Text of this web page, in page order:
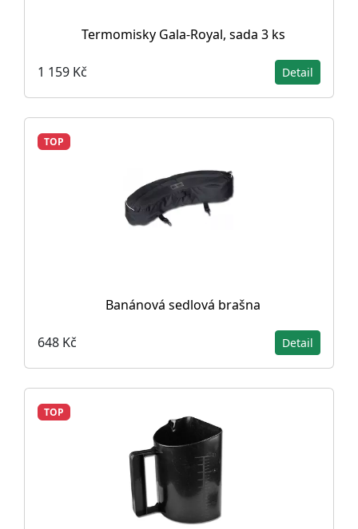
Termomisky Gala-Royal, sada 3 ks
1 159 Kč Detail
TOP
Banánová sedlová brašna
648 Kč Detail
TOP